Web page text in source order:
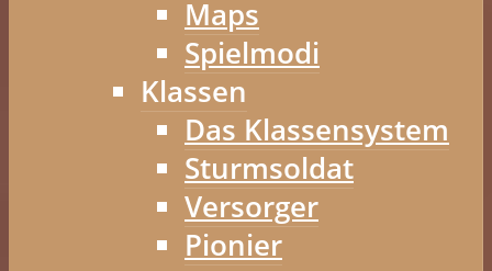
Maps
Spielmodi
Klassen
Das Klassensystem
Sturmsoldat
Versorger
Pionier